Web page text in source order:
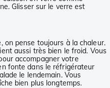
Glisser sur le verre est
on pense toujours à la chaleur.
aussi très bien le froid. Vous
accompagner votre
fonte dans le réfrigérateur
le lendemain. Vous
bien plus longtemps.